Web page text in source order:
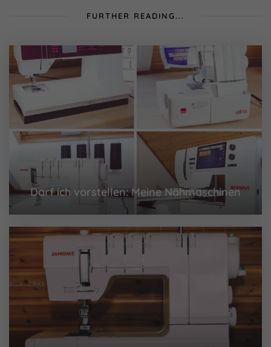
FURTHER READING...
Darf ich vorstellen: Meine Nähmaschinen